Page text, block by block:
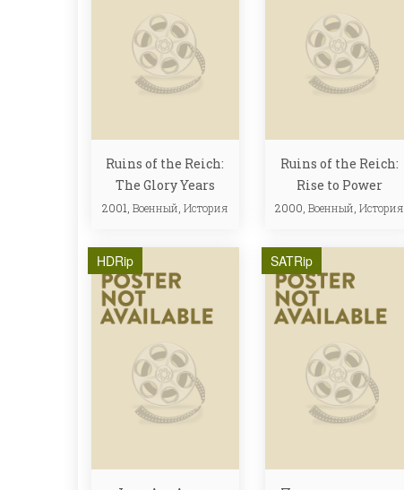
Ruins of the Reich:
The Glory Years
2001, Военный, История
Ruins of the Reich:
Rise to Power
2000, Военный, История
HDRip SATRip